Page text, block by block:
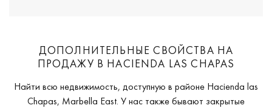
ДОПОЛНИТЕЛЬНЫЕ СВОЙСТВА НА
ПРОДАЖУ В HACIENDA LAS CHAPAS
Найти всю недвижимость, доступную в районе Hacienda las
Chapas, Marbella East. У нас также бывают закрытые